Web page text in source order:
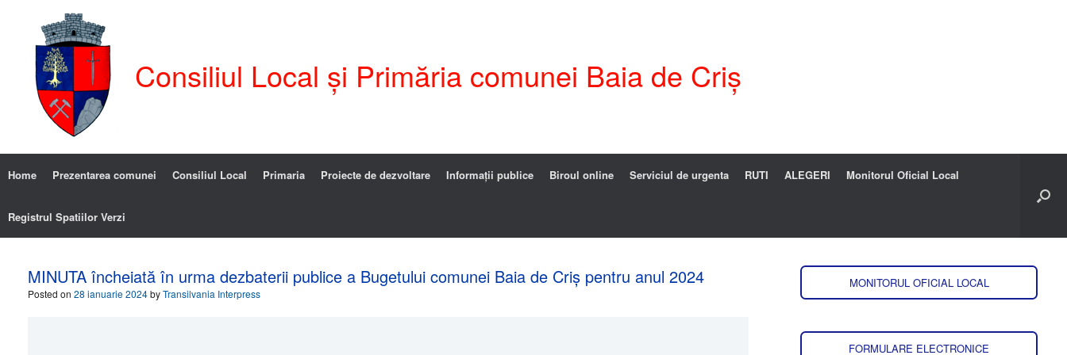
Consiliul Local și Primăria comunei Baia de Criș
Home Prezentarea comunei Consiliul Local Primaria Proiecte de dezvoltare Informații publice Biroul online Serviciul de urgenta RUTI ALEGERI Monitorul Oficial Local
Registrul Spatiilor Verzi
MINUTA încheiată în urma dezbaterii publice a Bugetului comunei Baia de Criș pentru anul 2024
Posted on 28 ianuarie 2024byTransilvania Interpress
MONITORUL OFICIAL LOCAL
FORMULARE ELECTRONICE